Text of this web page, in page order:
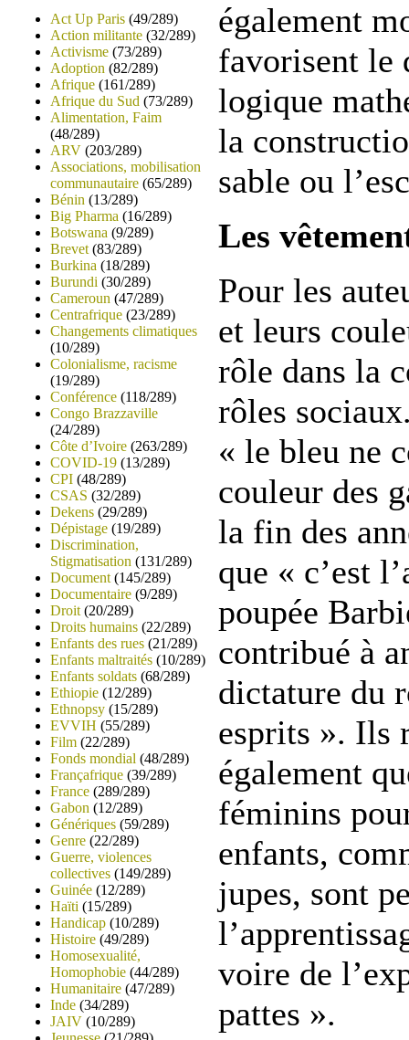
Act Up Paris (49/289)
Action militante (32/289)
Activisme (73/289)
Adoption (82/289)
Afrique (161/289)
Afrique du Sud (73/289)
Alimentation, Faim
(48/289)
ARV (203/289)
Associations, mobilisation
communautaire (65/289)
Bénin (13/289)
Big Pharma (16/289)
Botswana (9/289)
Brevet (83/289)
Burkina (18/289)
Burundi (30/289)
Cameroun (47/289)
Centrafrique (23/289)
Changements climatiques
(10/289)
Colonialisme, racisme
(19/289)
Conférence (118/289)
Congo Brazzaville
(24/289)
Côte d’Ivoire (263/289)
COVID-19 (13/289)
CPI (48/289)
CSAS (32/289)
Dekens (29/289)
Dépistage (19/289)
Discrimination,
Stigmatisation (131/289)
Document (145/289)
Documentaire (9/289)
Droit (20/289)
Droits humains (22/289)
Enfants des rues (21/289)
Enfants maltraités (10/289)
Enfants soldats (68/289)
Ethiopie (12/289)
Ethnopsy (15/289)
EVVIH (55/289)
Film (22/289)
Fonds mondial (48/289)
Françafrique (39/289)
France (289/289)
Gabon (12/289)
Génériques (59/289)
Genre (22/289)
Guerre, violences
collectives (149/289)
Guinée (12/289)
Haïti (15/289)
Handicap (10/289)
Histoire (49/289)
Homosexualité,
Homophobie (44/289)
Humanitaire (47/289)
Inde (34/289)
JAIV (10/289)
également
favorisent le
logique
la
sable ou
Les
Pour les
et leurs
rôle dans la
rôles
« le bleu ne
couleur des
la fin des
que « c’est
poupée
contribué à
dictature du
esprits ». Ils
également
féminins
enfants,
jupes, sont
voire de
pattes ».